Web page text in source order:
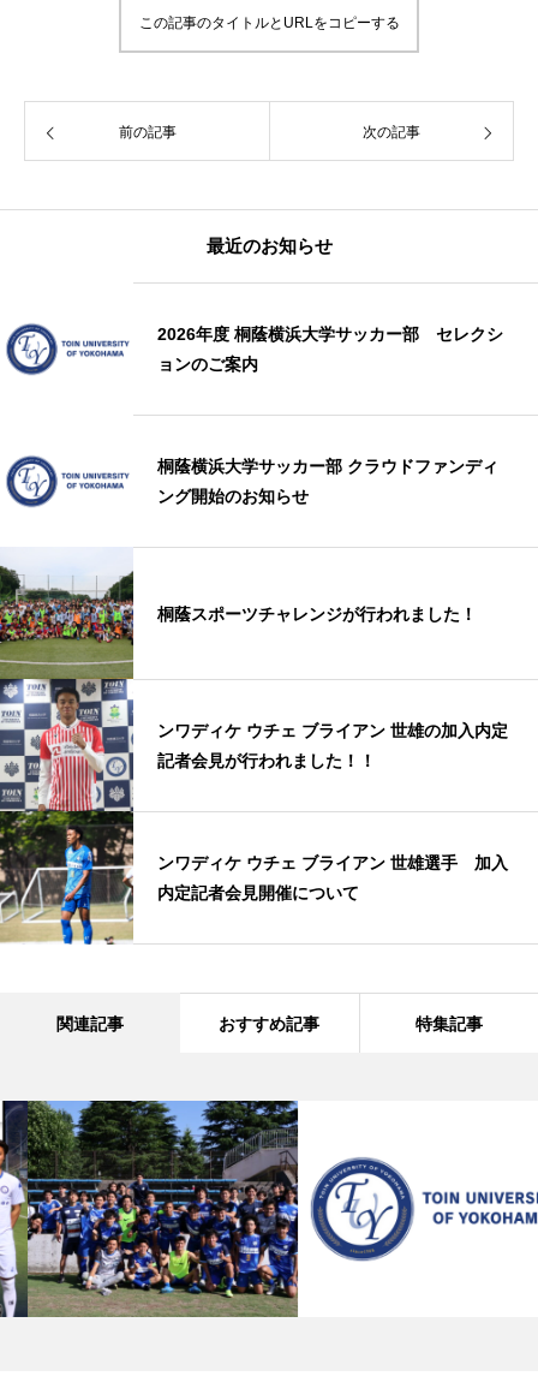
この記事のタイトルとURLをコピーする
前の記事 次の記事
最近のお知らせ
2026年度 桐蔭横浜大学サッカー部 セレクシ
ョンのご案内
桐蔭横浜大学サッカー部 クラウドファンディ
ング開始のお知らせ
桐蔭スポーツチャレンジが行われました！
ンワディケ ウチェ ブライアン 世雄の加入内定
記者会見が行われました！！
ンワディケ ウチェ ブライアン 世雄選手 加入
内定記者会見開催について
関連記事 おすすめ記事 特集記事